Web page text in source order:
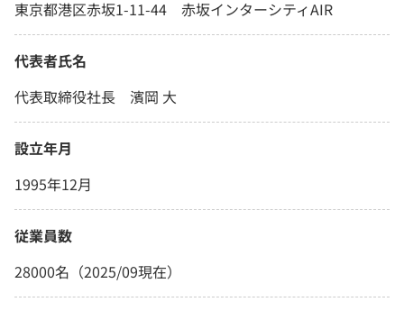
東京都港区赤坂1-11-44 赤坂インターシティAIR
代表者氏名
代表取締役社長 濱岡 大
設立年月
1995年12月
従業員数
28000名（2025/09現在）